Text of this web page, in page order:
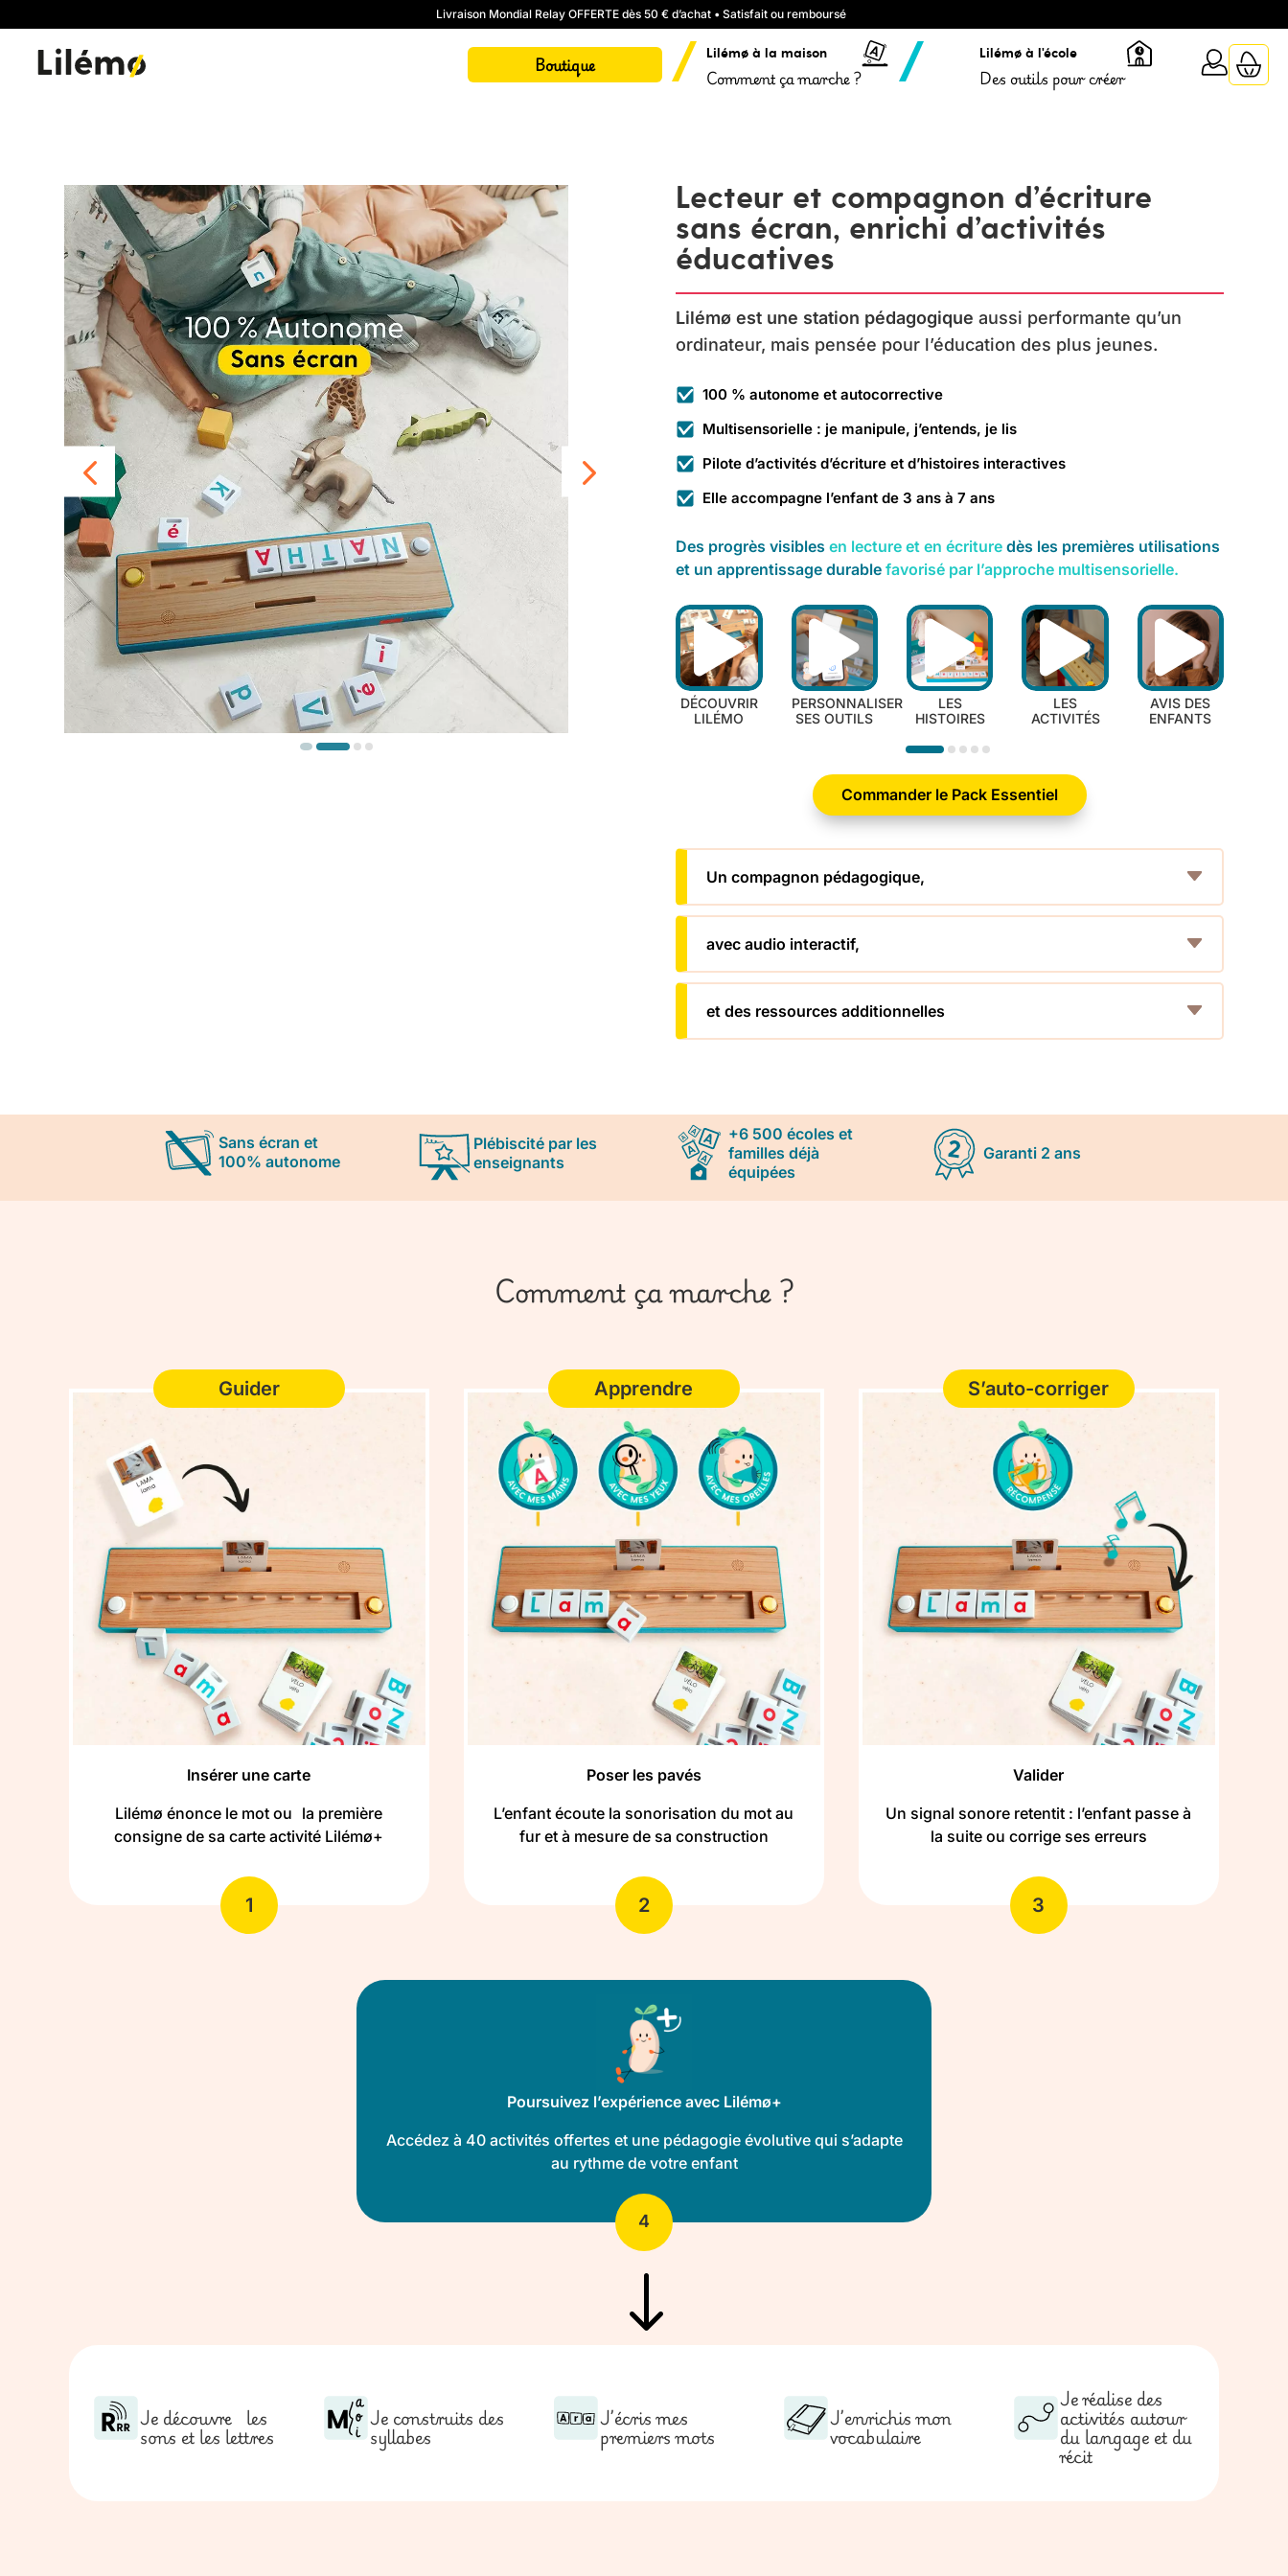
Livraison Mondial Relay OFFERTE dès 50 € d’achat • Satisfait ou remboursé
Boutique Lilémø à la maison
Comment ça marche ?
Lilémø à l'école
Des outils pour créer
Lecteur et compagnon d’écriture
sans écran, enrichi d’activités
éducatives
Lilémø est une station pédagogique aussi performante qu’un
ordinateur, mais pensée pour l’éducation des plus jeunes.
100 % autonome et autocorrective
Multisensorielle : je manipule, j’entends, je lis
Pilote d’activités d’écriture et d’histoires interactives
Elle accompagne l’enfant de 3 ans à 7 ans
Des progrès visiblesen lecture et en écriture dès les premières utilisations
et un apprentissage durablefavorisé par l’approche multisensorielle.
DÉCOUVRIR
LILÉMO
PERSONNALISER
SES OUTILS
LES
HISTOIRES
DÉCOUVRIR
LILÉMO
PERSONNALISER
SES OUTILS
LES
HISTOIRES
LES
ACTIVITÉS
AVIS DES
ENFANTS
Commander le Pack Essentiel
Un compagnon pédagogique,
avec audio interactif,
et des ressources additionnelles
Sans écran et
100% autonome
Plébiscité par les
enseignants
+6 500 écoles et
familles déjà
équipées
Garanti 2 ans
Comment ça marche ?
Insérer une carte
Lilémø énonce le mot ou la première
consigne de sa carte activité Lilémø+
1
Guider
Poser les pavés
L’enfant écoute la sonorisation du mot au
fur et à mesure de sa construction
2
Apprendre
Valider
Un signal sonore retentit : l’enfant passe à
la suite ou corrige ses erreurs
3
S’auto-corriger
Poursuivez l’expérience avec Lilémø+
Accédez à 40 activités offertes et une pédagogie évolutive qui s’adapte
au rythme de votre enfant
4
"
Je découvre les
sons et les lettres
Je construits des
syllabes
J’écris mes
premiers mots
J’enrichis mon
vocabulaire
Je réalise des
activités autour
du langage et du
récit